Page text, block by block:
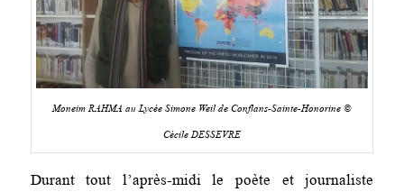
Moneim RAHMA au Lycée Simone Weil de Conflans-Sainte-Honorine ©
Cécile DESSEVRE
Durant tout l’après-midi le poète et journaliste